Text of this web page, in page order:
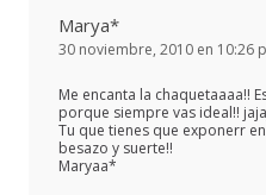
Marya*
30 noviembre, 2010 en 10:26
Me encanta la chaquetaaaa!!
porque siempre vas ideal!!
Tu que tienes que exponerr
besazo y suerte!!
Maryaa*